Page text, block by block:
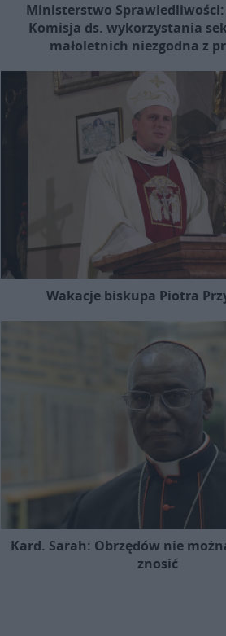
Ministerstwo
Komisja ds. wykorzystania
małoletnich niezgodna z
Wakacje biskupa Piotra
Kard. Sarah: Obrzędów nie
znosić